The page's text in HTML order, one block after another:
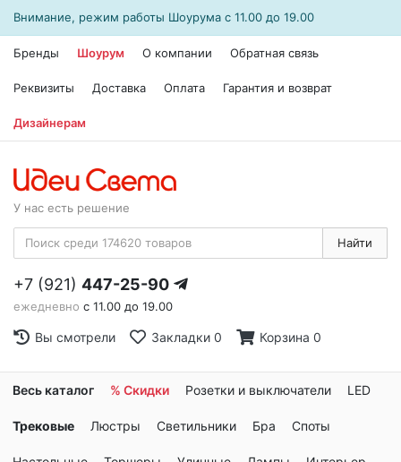
Внимание, режим работы Шоурума с 11.00 до 19.00
Бренды Шоурум О компании Обратная связь
Реквизиты Доставка Оплата Гарантия и возврат
Дизайнерам
У нас есть решение
Найти
+7 (921) 447-25-90
ежедневно с 11.00 до 19.00
Вы смотрели Закладки 0 Корзина 0
Весь каталог % Скидки Розетки и выключатели LED
Трековые Люстры Светильники Бра Споты